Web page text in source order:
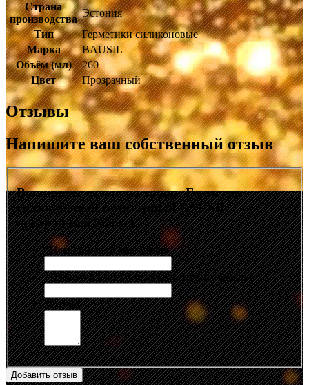
Страна
производства
Эстония
Тип
Герметики силиконовые
Марка
BAUSIL
Объём (мл)
260
Цвет
Прозрачный
Отзывы
Напишите ваш собственный отзыв
Вы пишете отзыв на товар:Герметик
силиконовый санитарный BAUSIL
прозрачный 260 мл
*Псевдоним пользователя
*Название вашего отзыва (основная мысль)
*Отзыв
Добавить отзыв